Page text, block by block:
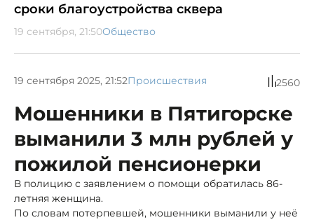
сроки благоустройства сквера
19 сентября, 21:50Общество
19 сентября 2025, 21:52Происшествия 2560
Мошенники в Пятигорске
выманили 3 млн рублей у
пожилой пенсионерки
В полицию с заявлением о помощи обратилась 86-
летняя женщина.
По словам потерпевшей, мошенники выманили у неё